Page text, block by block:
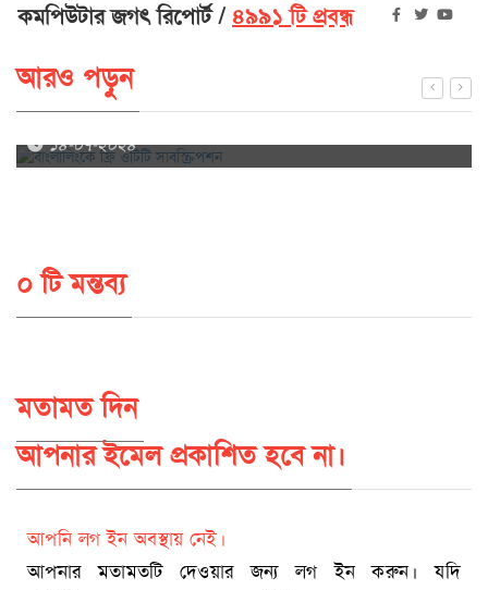
কমপিউটার জগৎ রিপোর্ট ৪৯৯১ টি প্রবন্ধ
আরও পড়ুন
বাংলালিংকে ফ্রি ওটিটি সাবস্ক্রিপশন
১৪-০৭-২০২৪
০ টি মন্তব্য
মতামত দিন
আপনার ইমেল প্রকাশিত হবে না।
আপনি লগ ইন অবস্থায় নেই।
আপনার মতামতটি দেওয়ার জন্য লগ ইন করুন। যদি